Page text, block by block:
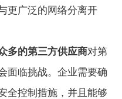
更广泛的网络分离开
多的第三方供应商对第
面临挑战。企业需要确
全控制措施，并且能够